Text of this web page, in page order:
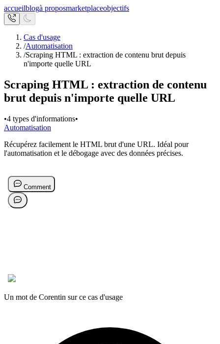
accueilblogà proposmarketplaceobjectifs
Cas d'usage
/Automatisation
/Scraping HTML : extraction de contenu brut depuis
n'importe quelle URL
Scraping HTML : extraction de contenu
brut depuis n'importe quelle URL
•4 types d'informations•
Automatisation
Récupérez facilement le HTML brut d'une URL. Idéal pour
l'automatisation et le débogage avec des données précises.
Un mot de Corentin sur ce cas d'usage